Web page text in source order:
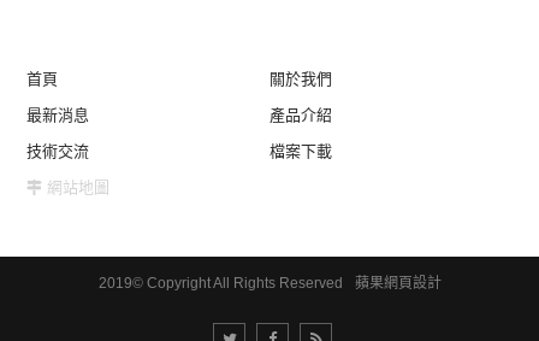
首頁
關於我們
最新消息
產品介紹
技術交流
檔案下載
網站地圖
2019© Copyright All Rights Reserved 蘋果網頁設計